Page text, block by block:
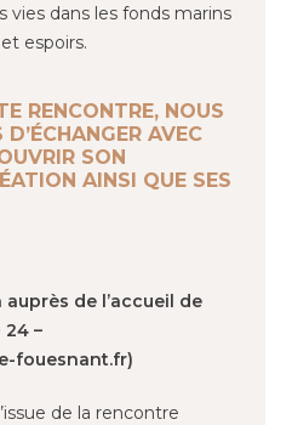
vies dans les fonds marins
espoirs.
RENCONTRE, NOUS
AVEC
SON
AINSI QUE SES
de l’accueil de
24 –
fouesnant.fr)
de la rencontre